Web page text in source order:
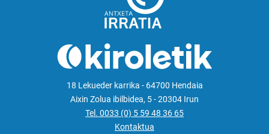
18 Lekueder karrika - 64700 Hendaia
Aixin Zolua ibilbidea, 5 - 20304 Irun
Tel. 0033 (0) 5 59 48 36 65
Kontaktua